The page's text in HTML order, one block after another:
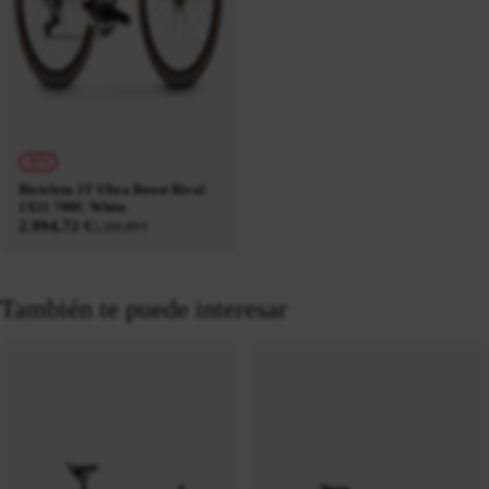
Bicicleta 3T Ultra Boost Rival
1X11 700C White
2.994,72 €
También te puede interesar